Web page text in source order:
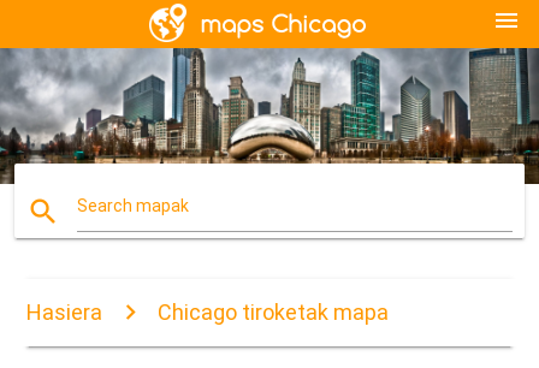
menu
search Search mapak
Hasiera Chicago tiroketak mapa